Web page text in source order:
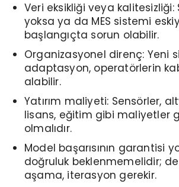
Veri eksikliği veya kalitesizliği:
yoksa ya da MES sistemi
başlangıçta sorun olabilir.
Organizasyonel direnç: Yeni
adaptasyon, operatörlerin
alabilir.
Yatırım maliyeti: Sensörler,
lisans, eğitim gibi maliyetler
olmalıdır.
Model başarısının garantisi
doğruluk beklenmemelidir;
aşama, iterasyon gerekir.